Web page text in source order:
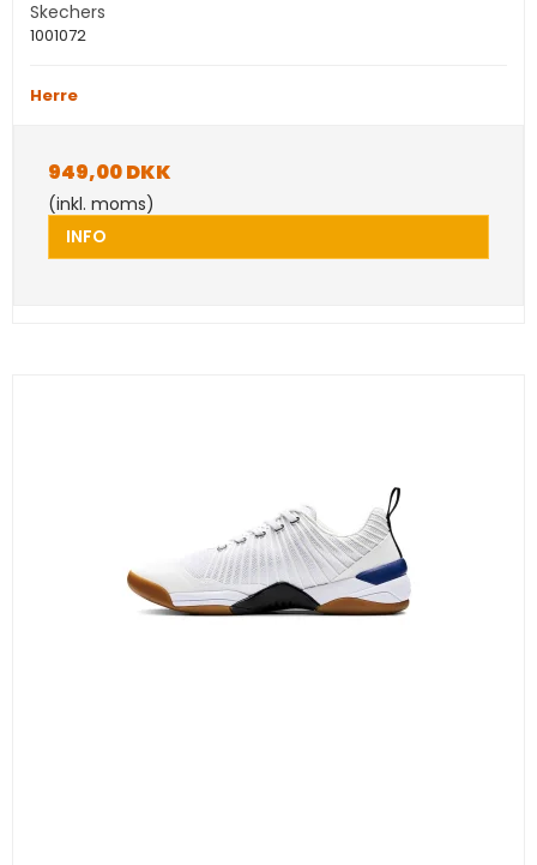
Skechers
1001072
Herre
949,00 DKK
(inkl. moms)
INFO